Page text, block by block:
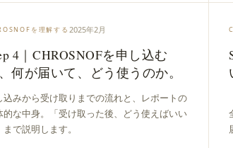
を理解する 2025年2月
4｜CHROSNOFを申し込む
何が届いて、どう使うのか。
込みから受け取りまでの流れと、レポートの
的な中身。「受け取った後、どう使えばいい
まで説明します。